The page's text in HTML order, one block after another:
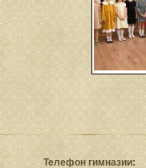
Телефон гимназии: